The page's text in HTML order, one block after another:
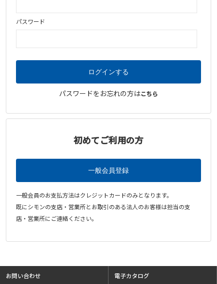
パスワード
パスワードをお忘れの方はこちら
初めてご利用の方
一般会員のお支払方法はクレジットカードのみとなります。
既にシモンの支店・営業所とお取引のある法人のお客様は担当の支
店・営業所にご連絡ください。
お問い合わせ 電子カタログ